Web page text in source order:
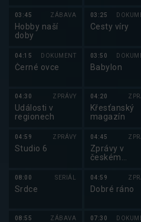
03:45 ZÁBAVA
Hobby naší
doby
04:15 DOKUMENT
Černé ovce
04:30 ZPRÁVY
Události v
regionech
04:59 ZPRÁVY
Studio 6
08:00 SERIÁL
Srdce
08:55 ZÁBAVA
03:25
Cesty víry
03:50
Babylon
04:20
Křesťanský
magazín
04:45
Zprávy v
českém
jazyce
04:59
Dobré ráno
07:30